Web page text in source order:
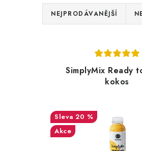
Ř
a
p
NEJPRODÁVANĚJŠÍ
p
SimplyMix Ready
kokos
20 %
Akce